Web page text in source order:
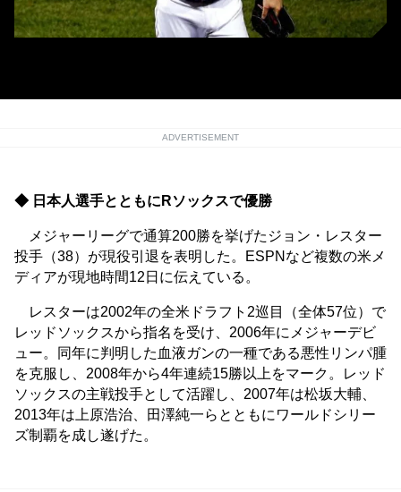
ADVERTISEMENT
◆ 日本人選手とともにRソックスで優勝
メジャーリーグで通算200勝を挙げたジョン・レスター
投手（38）が現役引退を表明した。ESPNなど複数の米メ
ディアが現地時間12日に伝えている。
レスターは2002年の全米ドラフト2巡目（全体57位）で
レッドソックスから指名を受け、2006年にメジャーデビ
ュー。同年に判明した血液ガンの一種である悪性リンパ腫
を克服し、2008年から4年連続15勝以上をマーク。レッド
ソックスの主戦投手として活躍し、2007年は松坂大輔、
2013年は上原浩治、田澤純一らとともにワールドシリー
ズ制覇を成し遂げた。